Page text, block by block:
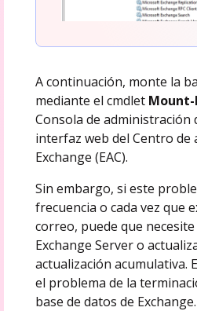
A continuación, monte la
mediante el cmdlet
Consola de administración
interfaz web del Centro de
Exchange (EAC).
Sin embargo, si este
frecuencia o cada vez que
correo, puede que
Exchange Server o
actualización acumulativa.
el problema de la
base de datos de Exchange.